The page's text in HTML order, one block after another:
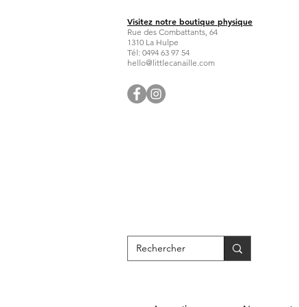
Visitez notre boutique physique
Rue des Combattants, 64
1310 La Hulpe
Tél: 0494 63 97 54
hello@littlecanaille.com